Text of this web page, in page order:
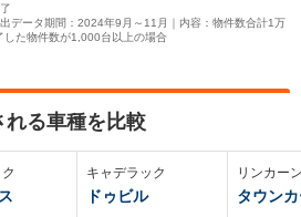
データ期間：2024年9月～11月｜内容：物件数合計1万
した物件数が1,000台以上の場合
れる車種を比較
キャデラック
ドゥビル
リンカー
タウン